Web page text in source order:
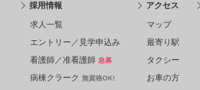
採用情報
求人一覧
エントリー／見学申込み
看護師／准看護師 急募
病棟クラーク 無資格OK!
アクセス
マップ
最寄り駅
タクシー
お車の方